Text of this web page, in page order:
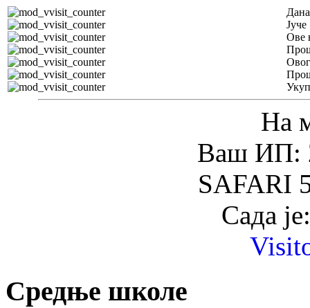
Јуче
Ове
На
Ваш ИП:
SAFARI
Сада
Средње школе